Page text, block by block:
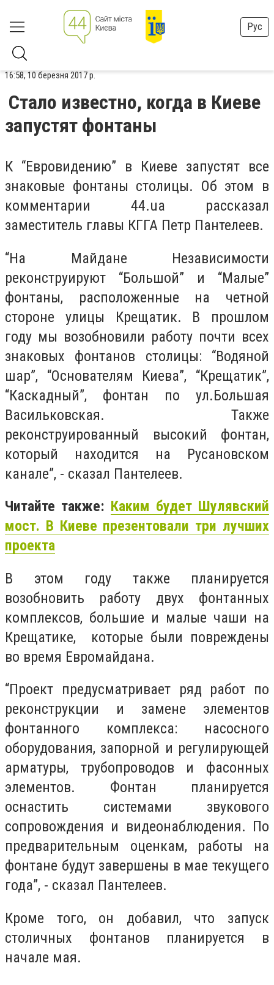
Рус
16:58, 10 березня 2017 р.
Стало известно, когда в Киеве
запустят фонтаны
К “Евровидению” в Киеве запустят все
знаковые фонтаны столицы. Об этом в
комментарии 44.ua рассказал
заместитель главы КГГА Петр Пантелеев.
“На Майдане Независимости
реконструируют “Большой” и “Малые”
фонтаны, расположенные на четной
стороне улицы Крещатик. В прошлом
году мы возобновили работу почти всех
знаковых фонтанов столицы: “Водяной
шар”, “Основателям Киева”, “Крещатик”,
“Каскадный”, фонтан по ул.Большая
Васильковская. Также
реконструированный высокий фонтан,
который находится на Русановском
канале”, - сказал Пантелеев.
Читайте также: Каким будет Шулявский
мост. В Киеве презентовали три лучших
проекта
В этом году также планируется
возобновить работу двух фонтанных
комплексов, большие и малые чаши на
Крещатике, которые были повреждены
во время Евромайдана.
“Проект предусматривает ряд работ по
реконструкции и замене элементов
фонтанного комплекса: насосного
оборудования, запорной и регулирующей
арматуры, трубопроводов и фасонных
элементов. Фонтан планируется
оснастить системами звукового
сопровождения и видеонаблюдения. По
предварительным оценкам, работы на
фонтане будут завершены в мае текущего
года”, - сказал Пантелеев.
Кроме того, он добавил, что запуск
столичных фонтанов планируется в
начале мая.